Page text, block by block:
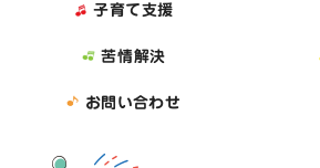
子育て支援
苦情解決
お問い合わせ